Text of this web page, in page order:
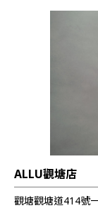
ALLU觀塘店
觀塘觀塘道414號